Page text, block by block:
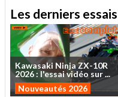
Les derniers
Kawasaki NinjaZX-10R
2026: l'essaividéo sur...
Nouveautés 2026